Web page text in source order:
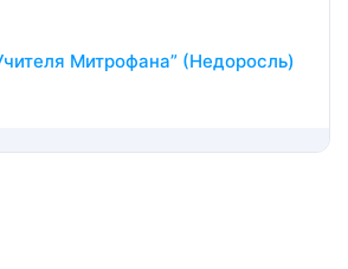
Митрофана” (Недоросль)